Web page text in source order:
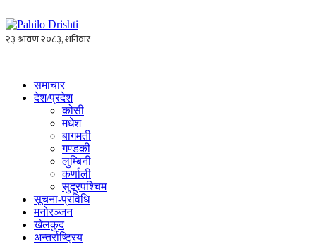
समाचार
देश/प्रदेश
कोसी
मधेश
बागमती
गण्डकी
लुम्बिनी
कर्णाली
सुदूरपश्चिम
सूचना-प्रविधि
मनोरञ्जन
खेलकुद
अन्तर्राष्ट्रिय